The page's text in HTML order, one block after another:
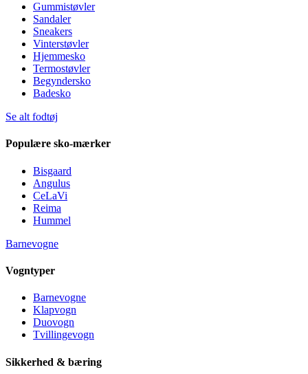
Gummistøvler
Sandaler
Sneakers
Vinterstøvler
Hjemmesko
Termostøvler
Begyndersko
Badesko
Se alt fodtøj
Populære sko-mærker
Bisgaard
Angulus
CeLaVi
Reima
Hummel
Barnevogne
Vogntyper
Barnevogne
Klapvogn
Duovogn
Tvillingevogn
Sikkerhed & bæring